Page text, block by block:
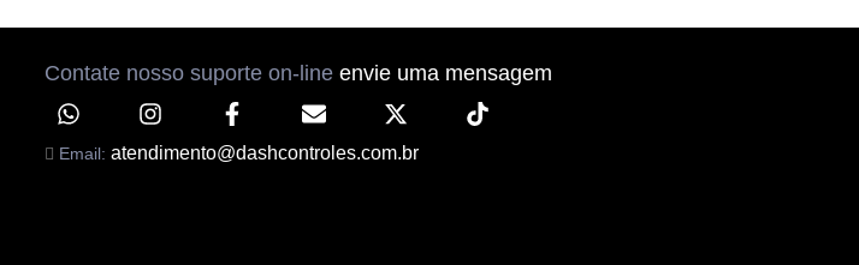
Contate nosso suporte on-line envie uma mensagem
Email: atendimento@dashcontroles.com.br